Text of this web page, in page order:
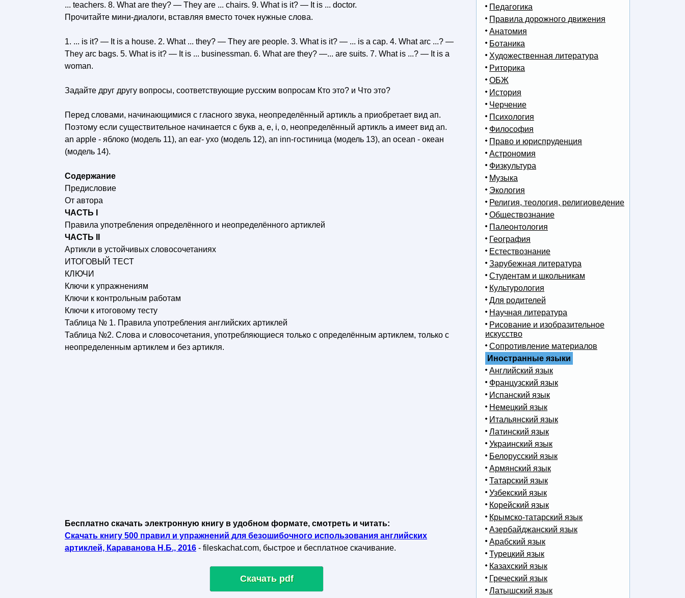
... teachers. 8. What are they? — They are ... chairs. 9. What is it? — It is ... doctor.
Прочитайте мини-диалоги, вставляя вместо точек нужные слова.
1. ... is it? — It is a house. 2. What ... they? — They are people. 3. What is it? — ... is a cap. 4. What arc ...? —
They arc bags. 5. What is it? — It is ... businessman. 6. What are they? —... are suits. 7. What is ...? — It is a
woman.
Задайте друг другу вопросы, соответствующие русским вопросам Кто это? и Что это?
Перед словами, начинающимися с гласного звука, неопределённый артикль а приобретает вид ап.
Поэтому если существительное начинается с букв а, е, i, о, неопределённый артикль а имеет вид аn.
an apple - яблоко (модель 11), an ear- ухо (модель 12), an inn-гостиница (модель 13), an ocean - океан
(модель 14).
Содержание
Предисловие
От автора
ЧАСТЬ I
Правила употребления определённого и неопределённого артиклей
ЧАСТЬ II
Артикли в устойчивых словосочетаниях
ИТОГОВЫЙ ТЕСТ
КЛЮЧИ
Ключи к упражнениям
Ключи к контрольным работам
Ключи к итоговому тесту
Таблица № 1. Правила употребления английских артиклей
Таблица №2. Слова и словосочетания, употребляющиеся только с определённым артиклем, только с
неопределенным артиклем и без артикля.
Бесплатно скачать электронную книгу в удобном формате, смотреть и читать:
Скачать книгу 500 правил и упражнений для безошибочного использования английских
артиклей, Караванова Н.Б., 2016 - fileskachat.com, быстрое и бесплатное скачивание.
Скачать pdf
Педагогика
Правила дорожного движения
Анатомия
Ботаника
Художественная литература
Риторика
ОБЖ
История
Черчение
Психология
Философия
Право и юриспруденция
Астрономия
Физкультура
Музыка
Экология
Религия, теология, религиоведение
Обществознание
Палеонтология
География
Естествознание
Зарубежная литература
Студентам и школьникам
Культурология
Для родителей
Научная литература
Рисование и изобразительное
искусство
Сопротивление материалов
Иностранные языки
Английский язык
Французский язык
Испанский язык
Немецкий язык
Итальянский язык
Латинский язык
Украинский язык
Белорусский язык
Армянский язык
Татарский язык
Узбекский язык
Корейский язык
Крымско-татарский язык
Азербайджанский язык
Арабский язык
Турецкий язык
Казахский язык
Греческий язык
Латышский язык